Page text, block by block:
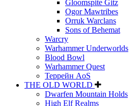
Gloomspite Gitz
Ogor Mawtribes
Orruk Warclans
Sons of Behemat
Warcry
Warhammer Underworlds
Blood Bowl
Warhammer Quest
Террейн AoS
THE OLD WORLD
Dwarfen Mountain Holds
High Elf Realms